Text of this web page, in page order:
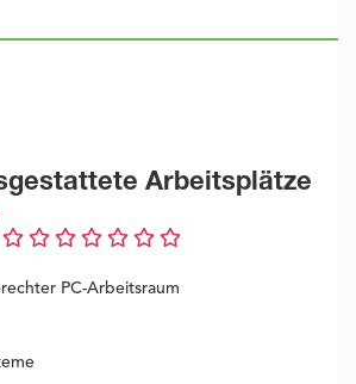
Arbeitsplätze
PC-Arbeitsraum